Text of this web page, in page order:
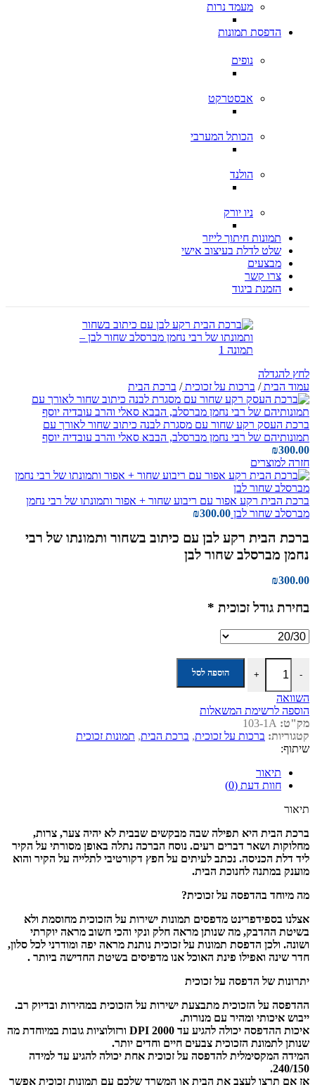
מעמד נרות
הדפסת תמונות
נופים
אבסטרקט
הכותל המערבי
הולנד
ניו יורק
תמונות חיתוך לייזר
שלט לדלת בעיצוב אישי
מבצעים
צרו קשר
הזמנת ביגוד
לחץ להגדלה
עמוד הבית/ ברכות על זכוכית/ ברכת הבית
ברכת העסק רקע שחור עם מסגרת לבנה כיתוב שחור לאורך עם
תמונותיהם של רבי נחמן מברסלב, הבבא סאלי והרב עובדיה יוסף
₪300.00
חזרה למוצרים
ברכת הבית רקע אפור עם ריבוע שחור + אפור ותמונתו של רבי נחמן
מברסלב שחור לבן
₪300.00
ברכת הבית רקע לבן עם כיתוב בשחור ותמונתו של רבי
נחמן מברסלב שחור לבן
₪300.00
בחירת גודל זכוכית *
-
כמות של ברכת הבית רקע לבן עם כיתוב בשחור ותמונתו של רבי נחמן
+ הוספה לסל
השוואה
הוספה לרשימת המשאלות
מק"ט: 103-1A
קטגוריות: ברכות על זכוכית, ברכת הבית, תמונות זכוכית
שיתוף:
תיאור
חוות דעת (0)
תיאור
ברכת הבית היא תפילה שבה מבקשים שבבית לא יהיה צער, צרות,
מחלוקות ושאר דברים רעים. נוסח הברכה נתלה באופן מסורתי על הקיר
ליד דלת הכניסה. נכתב לעיתים על חפץ דקורטיבי לתלייה על הקיר והוא
מוענק במתנה לחנוכת הבית.
מה מיוחד בהדפסה על זכוכית?
אצלנו בספידפרינט מדפסים תמונות ישירות על הזכוכית מחוסמת ולא
בשיטת ההדבק, מה שנותן מראה חלק ונקי והכי חשוב מראה יוקרתי
ושונה. ולכן הדפסת תמונות על זכוכית נותנת מראה יפה ומודרני לכל סלון,
חדר שינה ואפילו פינת האוכל אנו מדפיסים בשיטת החדישה ביותר .
יתרונות של הדפסה על זכוכית
ההדפסה על הזכוכית מתבצעת ישירות על הזכוכית במהירות ובדיוק רב.
ייבוש איכותי ומהיר עם מנורות.
איכות ההדפסה יכולה להגיע עד 2000 DPI ורזולוציות גובות במיוחדת מה
שנותן לתמונת הזכוכית צבעים חיים וחדים יותר.
המידה המקסימלית להדפסה על זכוכית אחת יכולה להגיע עד למידה
240/150.
אז אם תרצו לעצב את הבית או המשרד שלכם עם תמונות זכוכית אפשר